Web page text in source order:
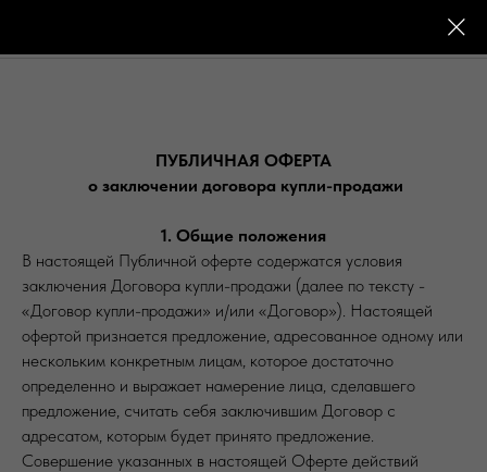
ПУБЛИЧНАЯ ОФЕРТА
о заключении договора купли-продажи
1. Общие положения
В настоящей Публичной оферте содержатся условия
заключения Договора купли-продажи (далее по тексту -
«Договор купли-продажи» и/или «Договор»). Настоящей
офертой признается предложение, адресованное одному или
нескольким конкретным лицам, которое достаточно
определенно и выражает намерение лица, сделавшего
предложение, считать себя заключившим Договор с
адресатом, которым будет принято предложение.
Совершение указанных в настоящей Оферте действий